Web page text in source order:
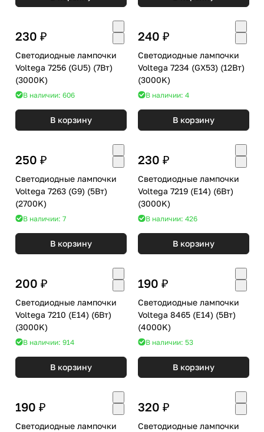
230 ₽
Светодиодные лампочки
Voltega 7256 (GU5) (7Вт)
(3000K)
В наличии: 606
В корзину
240 ₽
Светодиодные лампочки
Voltega 7234 (GX53) (12Вт)
(3000K)
В наличии: 4
В корзину
250 ₽
Светодиодные лампочки
Voltega 7263 (G9) (5Вт)
(2700K)
В наличии: 7
В корзину
230 ₽
Светодиодные лампочки
Voltega 7219 (E14) (6Вт)
(3000K)
В наличии: 426
В корзину
200 ₽
Светодиодные лампочки
Voltega 7210 (E14) (6Вт)
(3000K)
В наличии: 914
В корзину
190 ₽
Светодиодные лампочки
Voltega 8465 (E14) (5Вт)
(4000K)
В наличии: 53
В корзину
190 ₽
Светодиодные лампочки
320 ₽
Светодиодные лампочки